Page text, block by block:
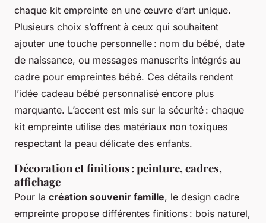
chaque kit empreinte en une œuvre d’art unique.
Plusieurs choix s’offrent à ceux qui souhaitent
ajouter une touche personnelle : nom du bébé, date
de naissance, ou messages manuscrits intégrés au
cadre pour empreintes bébé. Ces détails rendent
l’idée cadeau bébé personnalisé encore plus
marquante. L’accent est mis sur la sécurité : chaque
kit empreinte utilise des matériaux non toxiques
respectant la peau délicate des enfants.
Décoration et finitions : peinture, cadres,
affichage
Pour la création souvenir famille, le design cadre
empreinte propose différentes finitions : bois naturel,